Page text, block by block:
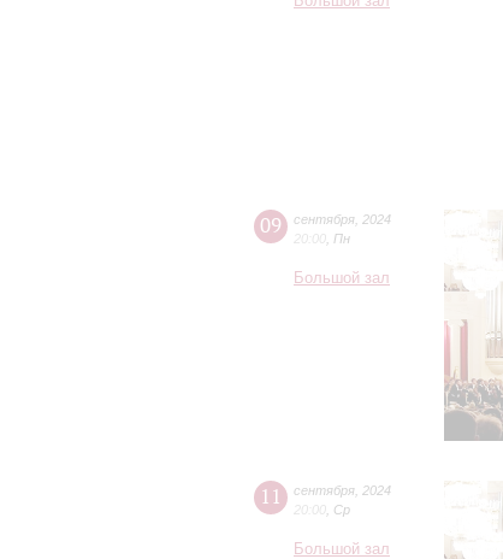
09 сентября 2024
20:00 Пн
Большой зал
11 сентября 2024
20:00 Ср
Большой зал